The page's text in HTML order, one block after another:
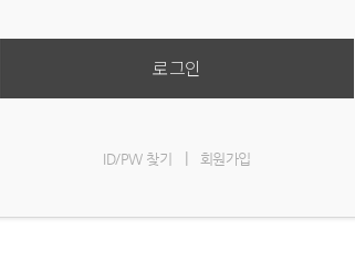
로그인
ID/PW 찾기 회원가입